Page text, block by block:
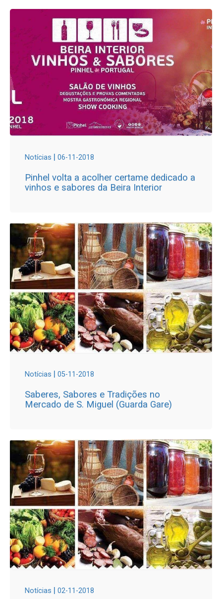
Notícias | 06-11-2018
Pinhel volta a acolher certame dedicado a
vinhos e sabores da Beira Interior
Notícias | 05-11-2018
Saberes, Sabores e Tradições no
Mercado de S. Miguel (Guarda Gare)
Notícias | 02-11-2018